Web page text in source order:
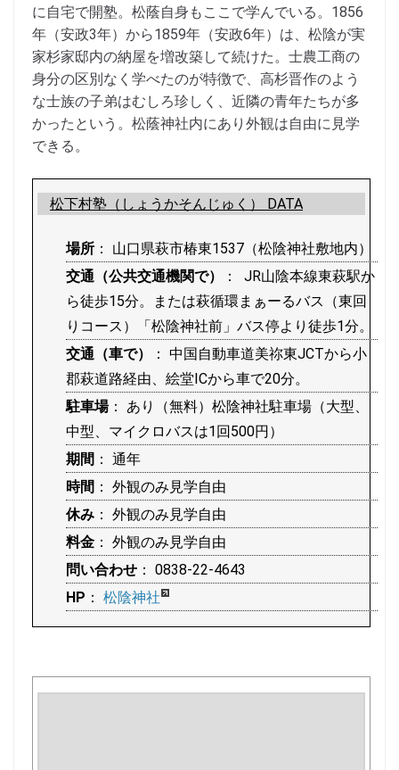
に自宅で開塾。松蔭自身もここで学んでいる。1856
年（安政3年）から1859年（安政6年）は、松陰が実
家杉家邸内の納屋を増改築して続けた。士農工商の
身分の区別なく学べたのが特徴で、高杉晋作のよう
な士族の子弟はむしろ珍しく、近隣の青年たちが多
かったという。松蔭神社内にあり外観は自由に見学
できる。
松下村塾（しょうかそんじゅく） DATA
場所 ： 山口県萩市椿東1537（松陰神社敷地内）
交通（公共交通機関で）
： JR山陰本線東萩駅か
ら徒歩15分。または萩循環まぁーるバス（東回
りコース）「松陰神社前」バス停より徒歩1分。
交通（車で）
： 中国自動車道美祢東JCTから小
郡萩道路経由、絵堂ICから車で20分。
駐車場： あり（無料）松陰神社駐車場（大型、
中型、マイクロバスは1回500円）
期間 ： 通年
時間 ： 外観のみ見学自由
休み ： 外観のみ見学自由
料金 ： 外観のみ見学自由
問い合わせ ： 0838-22-4643
HP ： 松陰神社